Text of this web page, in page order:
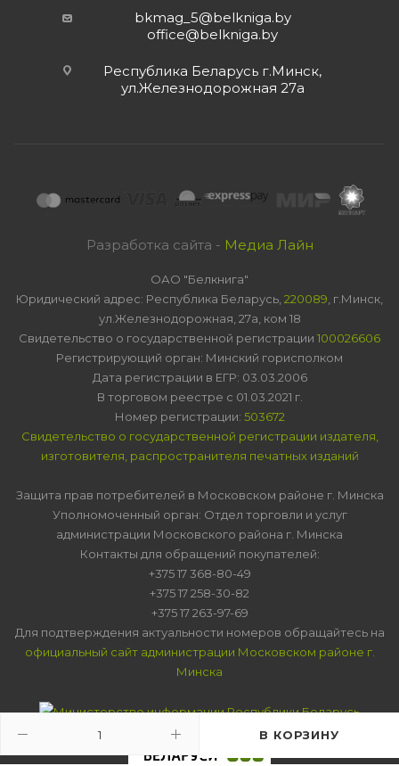
В КОРЗИНУ
bkmag_5@belkniga.by
office@belkniga.by
Республика Беларусь г.Минск,
ул.Железнодорожная 27а
Разработка сайта - Медиа Лайн
ОАО "Белкнига"
Юридический адрес: Республика Беларусь, 220089 , г.Минск,
ул.Железнодорожная, 27а, ком 18
Свидетельство о государственной регистрации 100026606
Регистрирующий орган: Минский горисполком
Дата регистрации в ЕГР: 03.03.2006
В торговом реестре с 01.03.2021 г.
Номер регистрации: 503672
Свидетельство о государственной регистрации издателя,
изготовителя, распространителя печатных изданий
Защита прав потребителей в Московском районе г. Минска
Уполномоченный орган: Отдел торговли и услуг
администрации Московского района г. Минска
Контакты для обращений покупателей:
+375 17 368-80-49
+375 17 258-30-82
+375 17 263-97-69
Для подтверждения актуальности номеров обращайтесь на
официальный сайт администрации Московском районе г.
Минска